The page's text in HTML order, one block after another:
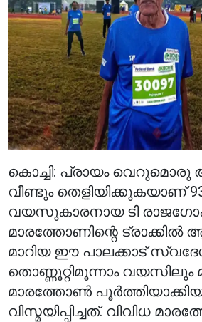
കൊച്ചി: പ്രായം വെറുമൊരു
വീണ്ടും തെളിയിക്കുകയാണ്
വയസുകാരനായ ടി
മാരത്തോണിന്റെ ട്രാക്കിൽ
മാറിയ ഈ പാലക്കാട്
തൊണ്ണൂറ്റിമൂന്നാം വയസിലും
മാരത്തോൺ
വിസ്മയിപ്പിച്ചത്. വിവിധ